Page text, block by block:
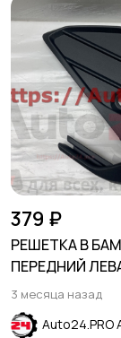
379 ₽
РЕШЕТКА В
ПЕРЕДНИЙ
парктроник
POLO 2020-2022
3 месяца назад